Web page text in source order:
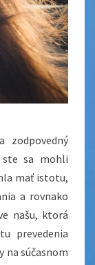
zodpovedný
sa mohli
mať istotu,
a rovnako
našu, ktorá
prevedenia
na súčasnom